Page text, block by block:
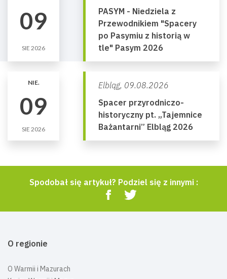
09
SIE 2026
PASYM - Niedziela z
Przewodnikiem "Spacery
po Pasymiu z historią w
tle" Pasym 2026
NIE.
09
SIE 2026
Elbląg, 09.08.2026
Spacer przyrodniczo-
historyczny pt. „Tajemnice
Bażantarni” Elbląg 2026
Spodobał się artykuł? Podziel się z innymi :
O regionie
O Warmii i Mazurach